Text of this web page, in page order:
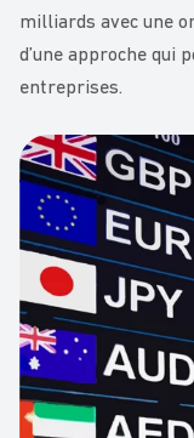
milliards avec une
d’une approche qui
entreprises.